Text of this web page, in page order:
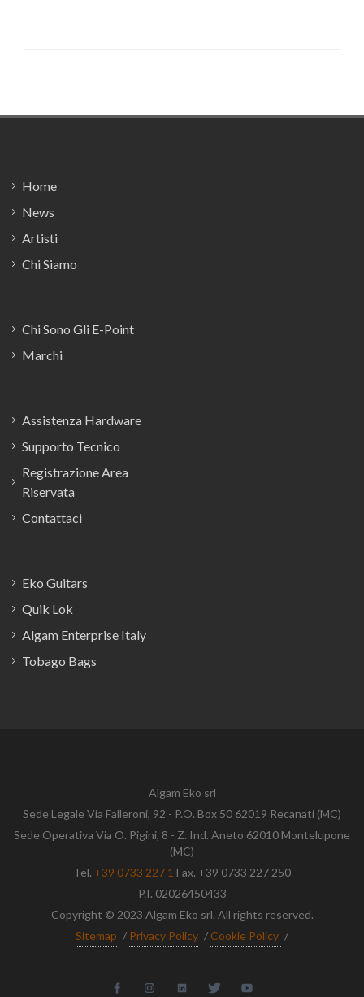
Home
News
Artisti
Chi Siamo
Chi Sono Gli E-Point
Marchi
Assistenza Hardware
Supporto Tecnico
Registrazione Area
Riservata
Contattaci
Eko Guitars
Quik Lok
Algam Enterprise Italy
Tobago Bags
Algam Eko srl
Sede Legale Via Falleroni, 92 - P.O. Box 50 62019 Recanati (MC)
Sede Operativa Via O. Pigini, 8 - Z. Ind. Aneto 62010 Montelupone
(MC)
Tel. +39 0733 227 1 Fax. +39 0733 227 250
P.I. 02026450433
Copyright © 2023 Algam Eko srl. All rights reserved.
Sitemap / Privacy Policy / Cookie Policy /